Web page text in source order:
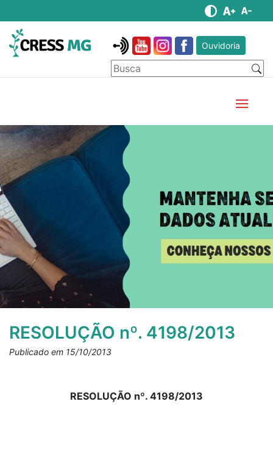
Ouvidoria
RESOLUÇÃO nº. 4198/2013
Publicado em 15/10/2013
RESOLUÇÃO nº. 4198/2013